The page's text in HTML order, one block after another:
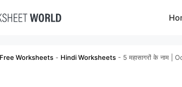
Worksheets - Hindi Worksheets - 5 महासागरों के नाम